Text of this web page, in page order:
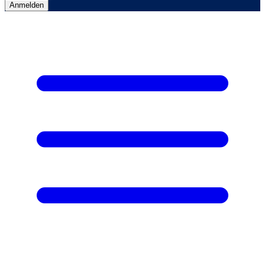
Anmelden